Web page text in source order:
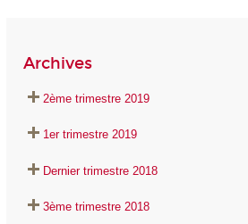
Archives
2ème trimestre 2019
1er trimestre 2019
Dernier trimestre 2018
3ème trimestre 2018